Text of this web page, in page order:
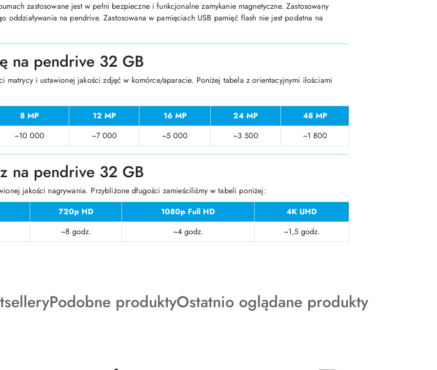
zastosowane jest w pełni bezpieczne i funkcjonalne zamykanie magnetyczne. Zastosowany
oddziaływania na pendrive. Zastosowana w pamięciach USB pamięć flash nie jest podatna na
na pendrive 32 GB
matrycy i ustawionej jakości zdjęć w komórce/aparacie. Poniżej tabela z orientacyjnymi ilościami
8 MP 12 MP 16 MP 24 MP
48 MP
~10 000
~7 000 ~5 000 ~3 500 ~1 800
na pendrive 32 GB
jakości nagrywania. Przybliżone długości zamieściliśmy w tabeli poniżej:
720p HD
1080p Full HD
4K UHD
~8 godz.
~4 godz. ~1,5 godz.
Produkty
Podobne produktyProdukty
Ostatnio oglądane produkty